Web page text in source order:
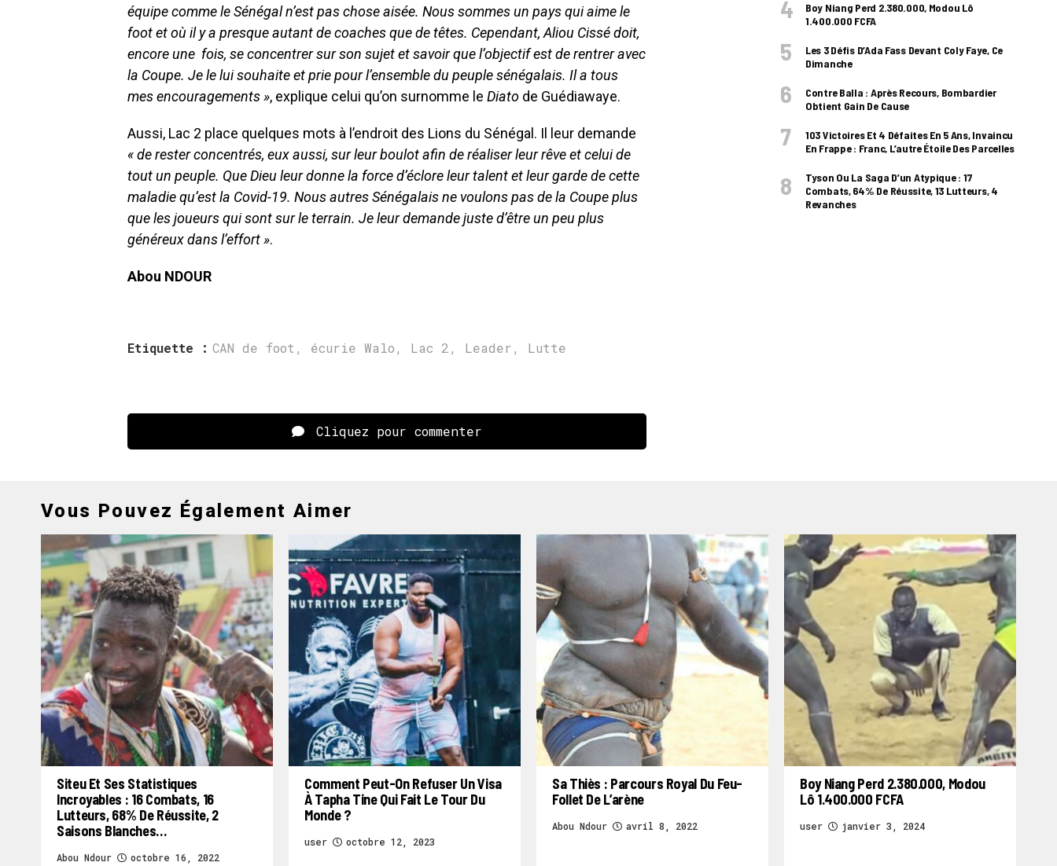
équipe comme le Sénégal n’est pas chose aisée. Nous sommes un pays qui aime le
foot et où il y a presque autant de coaches que de têtes. Cependant, Aliou Cissé doit,
encore une fois, se concentrer sur son sujet et savoir que l’objectif est de rentrer avec
la Coupe. Je le lui souhaite et prie pour l’ensemble du peuple sénégalais. Il a tous
mes encouragements », explique celui qu’on surnomme le Diato de Guédiawaye.
Aussi, Lac 2 place quelques mots à l’endroit des Lions du Sénégal. Il leur demande
« de rester concentrés, eux aussi, sur leur boulot afin de réaliser leur rêve et celui de
tout un peuple. Que Dieu leur donne la force d’éclore leur talent et leur garde de cette
maladie qu’est la Covid-19. Nous autres Sénégalais ne voulons pas de la Coupe plus
que les joueurs qui sont sur le terrain. Je leur demande juste d’être un peu plus
généreux dans l’effort ».
Abou NDOUR
Etiquette : CAN de foot , écurie Walo, Lac 2 , Leader, Lutte
Cliquez pour commenter
Boy Niang Perd 2.380.000, Modou Lô
1.400.000 FCFA
Les 3 Défis D’Ada Fass Devant Coly Faye, Ce
Dimanche
Contre Balla : Après Recours, Bombardier
Obtient Gain De Cause
103 Victoires Et 4 Défaites En 5 Ans, Invaincu
En Frappe : Franc, L’autre Étoile Des Parcelles
Tyson Ou La Saga D’un Atypique : 17
Combats, 64% De Réussite, 13 Lutteurs, 4
Revanches
Vous Pouvez Également Aimer
Siteu Et Ses Statistiques
Incroyables : 16 Combats, 16
Lutteurs, 68% De Réussite, 2
Saisons Blanches…
Abou Ndour octobre 16, 2022
Comment Peut-On Refuser Un Visa
À Tapha Tine Qui Fait Le Tour Du
Monde ?
user octobre 12, 2023
Sa Thiès : Parcours Royal Du Feu-
Follet De L’arène
Abou Ndour avril 8, 2022
Boy Niang Perd 2.380.000, Modou
Lô 1.400.000 FCFA
user janvier 3, 2024